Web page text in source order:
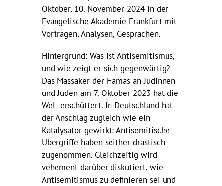
Oktober, 10. November 2024 in der
Evangelische Akademie Frankfurt mit
Vorträgen, Analysen, Gesprächen.
Hintergrund: Was ist Antisemitismus,
und wie zeigt er sich gegenwärtig?
Das Massaker der Hamas an Jüdinnen
und Juden am 7. Oktober 2023 hat die
Welt erschüttert. In Deutschland hat
der Anschlag zugleich wie ein
Katalysator gewirkt: Antisemitische
Übergriffe haben seither drastisch
zugenommen. Gleichzeitig wird
vehement darüber diskutiert, wie
Antisemitismus zu definieren sei und